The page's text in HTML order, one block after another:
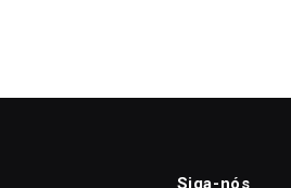
Siga-nós